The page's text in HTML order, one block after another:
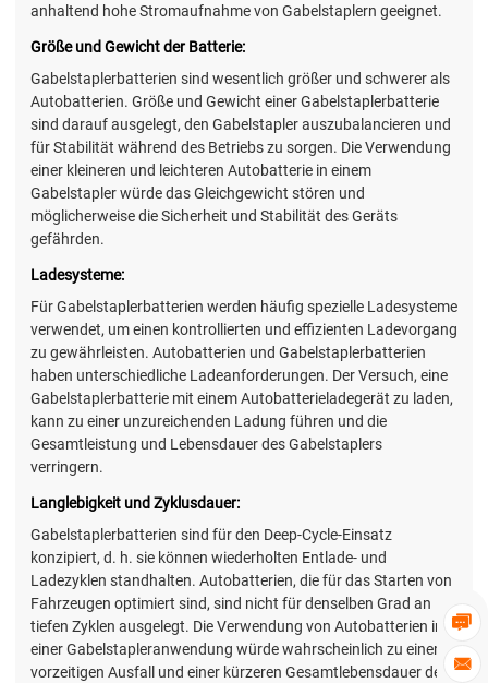


anhaltend hohe Stromaufnahme von Gabelstaplern geeignet.
Größe und Gewicht der Batterie:
Gabelstaplerbatterien sind wesentlich größer und schwerer als
Autobatterien. Größe und Gewicht einer Gabelstaplerbatterie
sind darauf ausgelegt, den Gabelstapler auszubalancieren und
für Stabilität während des Betriebs zu sorgen. Die Verwendung
einer kleineren und leichteren Autobatterie in einem
Gabelstapler würde das Gleichgewicht stören und
möglicherweise die Sicherheit und Stabilität des Geräts
gefährden.
Ladesysteme:
Für Gabelstaplerbatterien werden häufig spezielle Ladesysteme
verwendet, um einen kontrollierten und effizienten Ladevorgang
zu gewährleisten. Autobatterien und Gabelstaplerbatterien
haben unterschiedliche Ladeanforderungen. Der Versuch, eine
Gabelstaplerbatterie mit einem Autobatterieladegerät zu laden,
kann zu einer unzureichenden Ladung führen und die
Gesamtleistung und Lebensdauer des Gabelstaplers
verringern.
Langlebigkeit und Zyklusdauer:
Gabelstaplerbatterien sind für den Deep-Cycle-Einsatz
konzipiert, d. h. sie können wiederholten Entlade- und
Ladezyklen standhalten. Autobatterien, die für das Starten von
Fahrzeugen optimiert sind, sind nicht für denselben Grad an
tiefen Zyklen ausgelegt. Die Verwendung von Autobatterien in
einer Gabelstapleranwendung würde wahrscheinlich zu einem
vorzeitigen Ausfall und einer kürzeren Gesamtlebensdauer der